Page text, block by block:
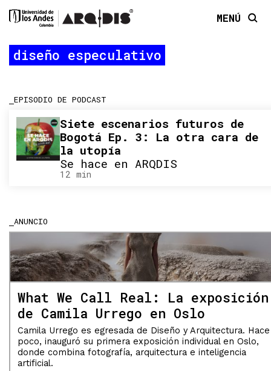
MENÚ
diseño especulativo
EPISODIO DE PODCAST
Siete escenarios futuros de
Bogotá Ep. 3: La otra cara de
la utopía
Se hace en ARQDIS
12 min
ANUNCIO
What We Call Real: La exposición
de Camila Urrego en Oslo
Camila Urrego es egresada de Diseño y Arquitectura. Hace
poco, inauguró su primera exposición individual en Oslo,
donde combina fotografía, arquitectura e inteligencia
artificial.